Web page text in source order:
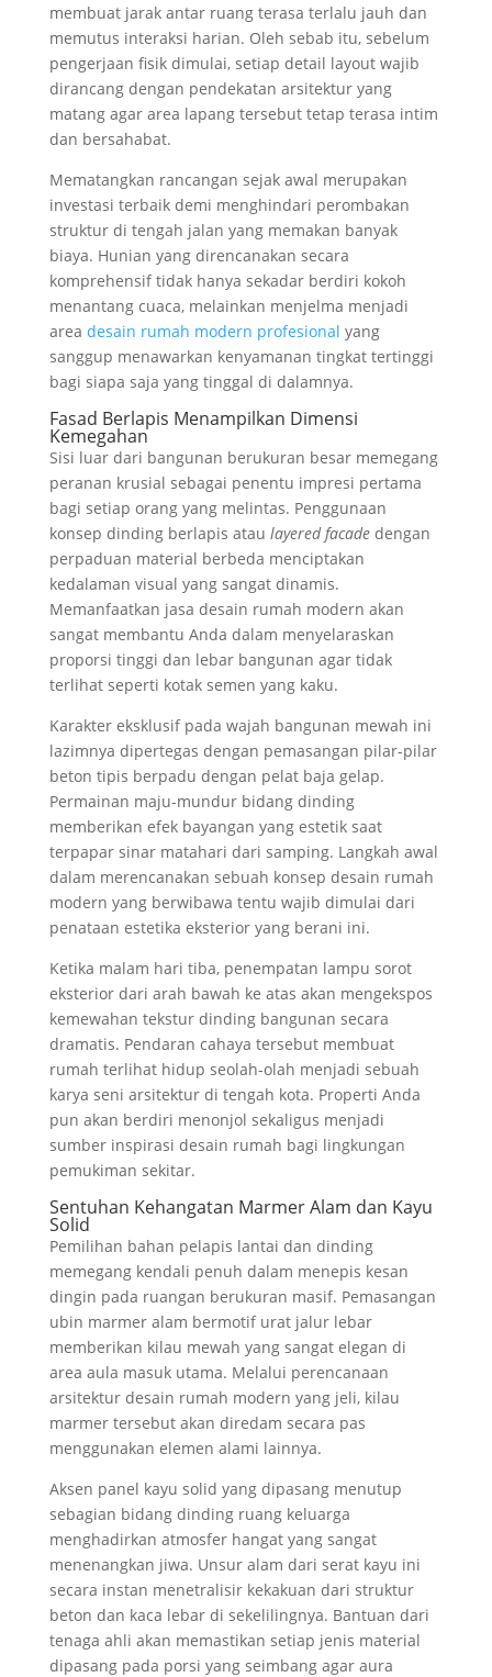
membuat jarak antar ruang terasa terlalu jauh dan
memutus interaksi harian. Oleh sebab itu, sebelum
pengerjaan fisik dimulai, setiap detail layout wajib
dirancang dengan pendekatan arsitektur yang
matang agar area lapang tersebut tetap terasa intim
dan bersahabat.
Mematangkan rancangan sejak awal merupakan
investasi terbaik demi menghindari perombakan
struktur di tengah jalan yang memakan banyak
biaya. Hunian yang direncanakan secara
komprehensif tidak hanya sekadar berdiri kokoh
menantang cuaca, melainkan menjelma menjadi
area desain rumah modern profesional yang
sanggup menawarkan kenyamanan tingkat tertinggi
bagi siapa saja yang tinggal di dalamnya.
Fasad Berlapis Menampilkan Dimensi
Kemegahan
Sisi luar dari bangunan berukuran besar memegang
peranan krusial sebagai penentu impresi pertama
bagi setiap orang yang melintas. Penggunaan
konsep dinding berlapis atau layered facadedengan
perpaduan material berbeda menciptakan
kedalaman visual yang sangat dinamis.
Memanfaatkan jasa desain rumah modern akan
sangat membantu Anda dalam menyelaraskan
proporsi tinggi dan lebar bangunan agar tidak
terlihat seperti kotak semen yang kaku.
Karakter eksklusif pada wajah bangunan mewah ini
lazimnya dipertegas dengan pemasangan pilar-pilar
beton tipis berpadu dengan pelat baja gelap.
Permainan maju-mundur bidang dinding
memberikan efek bayangan yang estetik saat
terpapar sinar matahari dari samping. Langkah awal
dalam merencanakan sebuah konsep desain rumah
modern yang berwibawa tentu wajib dimulai dari
penataan estetika eksterior yang berani ini.
Ketika malam hari tiba, penempatan lampu sorot
eksterior dari arah bawah ke atas akan mengekspos
kemewahan tekstur dinding bangunan secara
dramatis. Pendaran cahaya tersebut membuat
rumah terlihat hidup seolah-olah menjadi sebuah
karya seni arsitektur di tengah kota. Properti Anda
pun akan berdiri menonjol sekaligus menjadi
sumber inspirasi desain rumah bagi lingkungan
pemukiman sekitar.
Sentuhan Kehangatan Marmer Alam dan Kayu
Solid
Pemilihan bahan pelapis lantai dan dinding
memegang kendali penuh dalam menepis kesan
dingin pada ruangan berukuran masif. Pemasangan
ubin marmer alam bermotif urat jalur lebar
memberikan kilau mewah yang sangat elegan di
area aula masuk utama. Melalui perencanaan
arsitektur desain rumah modern yang jeli, kilau
marmer tersebut akan diredam secara pas
menggunakan elemen alami lainnya.
Aksen panel kayu solid yang dipasang menutup
sebagian bidang dinding ruang keluarga
menghadirkan atmosfer hangat yang sangat
menenangkan jiwa. Unsur alam dari serat kayu ini
secara instan menetralisir kekakuan dari struktur
beton dan kaca lebar di sekelilingnya. Bantuan dari
tenaga ahli akan memastikan setiap jenis material
dipasang pada porsi yang seimbang agar aura